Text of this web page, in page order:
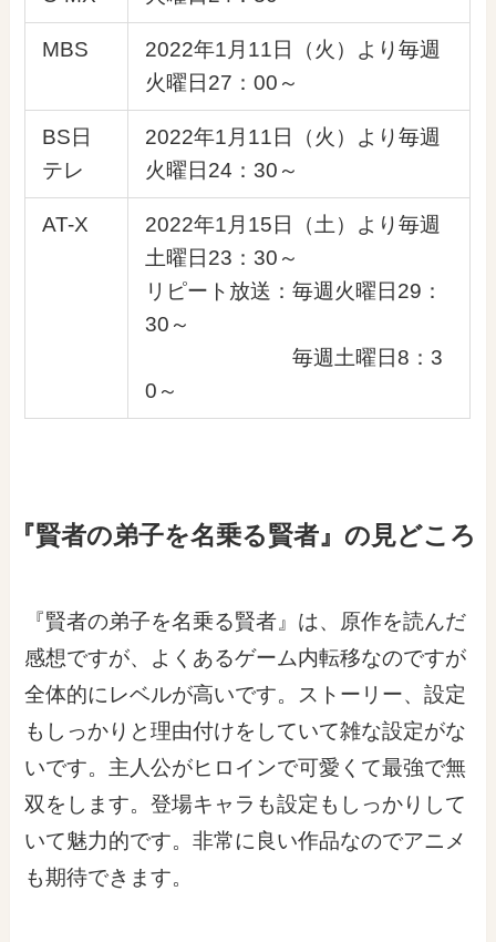
MBS
2022年1月11日（火）より毎週
火曜日27：00～
BS日
テレ
2022年1月11日（火）より毎週
火曜日24：30～
AT-X
2022年1月15日（土）より毎週
土曜日23：30～
リピート放送：毎週火曜日29：
30～
毎週土曜日8：3
0～
『賢者の弟子を名乗る賢者』の見どころ
『賢者の弟子を名乗る賢者』は、原作を読んだ
感想ですが、よくあるゲーム内転移なのですが
全体的にレベルが高いです。ストーリー、設定
もしっかりと理由付けをしていて雑な設定がな
いです。主人公がヒロインで可愛くて最強で無
双をします。登場キャラも設定もしっかりして
いて魅力的です。非常に良い作品なのでアニメ
も期待できます。